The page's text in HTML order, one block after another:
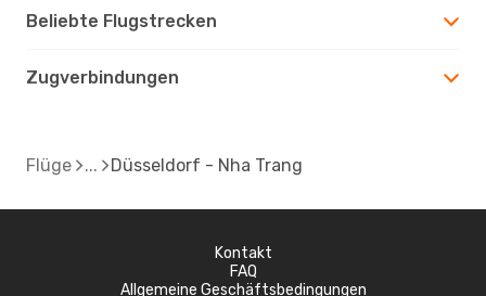
Beliebte Flugstrecken
Zugverbindungen
Flüge Düsseldorf - Nha Trang
Kontakt
FAQ
Allgemeine Geschäftsbedingungen